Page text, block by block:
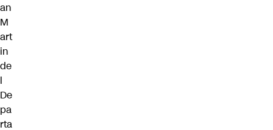
an
M
art
in
de
l
De
pa
rta